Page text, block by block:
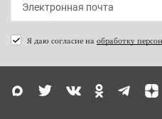
Я даю согласие на обработку